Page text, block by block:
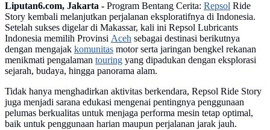
Liputan6.com, Jakarta - Program Bentang Cerita: Repsol Ride
Story kembali melanjutkan perjalanan eksploratifnya di Indonesia.
Setelah sukses digelar di Makassar, kali ini Repsol Lubricants
Indonesia memilih Provinsi Aceh sebagai destinasi berikutnya
dengan mengajak komunitas motor serta jaringan bengkel rekanan
menikmati pengalaman touring yang dipadukan dengan eksplorasi
sejarah, budaya, hingga panorama alam.
Tidak hanya menghadirkan aktivitas berkendara, Repsol Ride Story
juga menjadi sarana edukasi mengenai pentingnya penggunaan
pelumas berkualitas untuk menjaga performa mesin tetap optimal,
baik untuk penggunaan harian maupun perjalanan jarak jauh.